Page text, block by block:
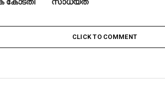
CLICK TO COMMENT